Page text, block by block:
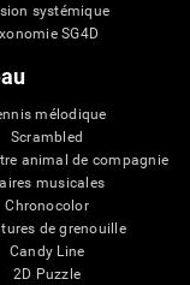
systémique
SG4D
mélodique
Scrambled
animal de compagnie
musicales
Chronocolor
de grenouille
Candy Line
2D Puzzle